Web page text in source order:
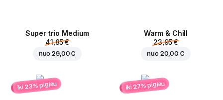
Super trio Medium
41,85 €
nuo29,00 €
Warm & Chill
23,95 €
nuo 20,00 €
iki 23% pigiau iki 27% pigiau